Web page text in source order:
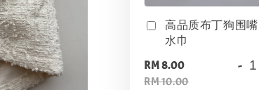
高品质布丁狗围
水巾
RM 8.00
RM 10.00
-